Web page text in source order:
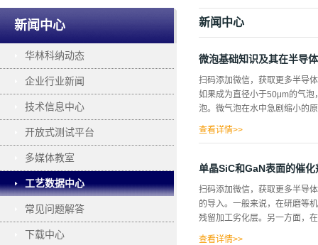
新闻中心
华林科纳动态
企业行业新闻
技术信息中心
开放式测试平台
多媒体教室
工艺数据中心
常见问题解答
下载中心
新闻中心
微泡基础知识及其在半导
扫码添加微信，获取更多半导
如果成为直径小于50μm的气
泡。微气泡在水中急剧缩小的
果的表现。 臭氧微泡清洗半导
过水（SPM:硫酸+过氧化氢/
以“水”为基础进行清洗被认为
洗处理非常困难的半导体晶圆
样的硬化层，除去光刻胶就变
查看详情>>
单晶SiC和GaN表面的催
扫码添加微信，获取更多半导
的导入。一般来说，在研磨等
残留加工劣化层。另一方面，
查看详情>>